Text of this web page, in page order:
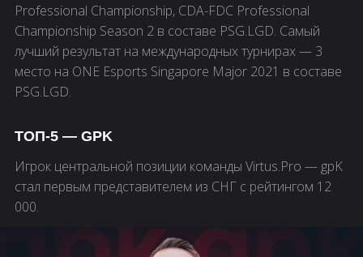
Professional Championship, CDA-FDC Professional
Championship Season 2 в составе PSG.LGD. Самый
лучший результат на международных турнирах — 3
место на ONE Esports Singapore Major 2021 в составе
PSG.LGD.
ТОП-5 — GPK
Игрок центральной позиции команды Virtus.Pro — gpK
стал первым представителем из СНГ с рейтингом 12
000.